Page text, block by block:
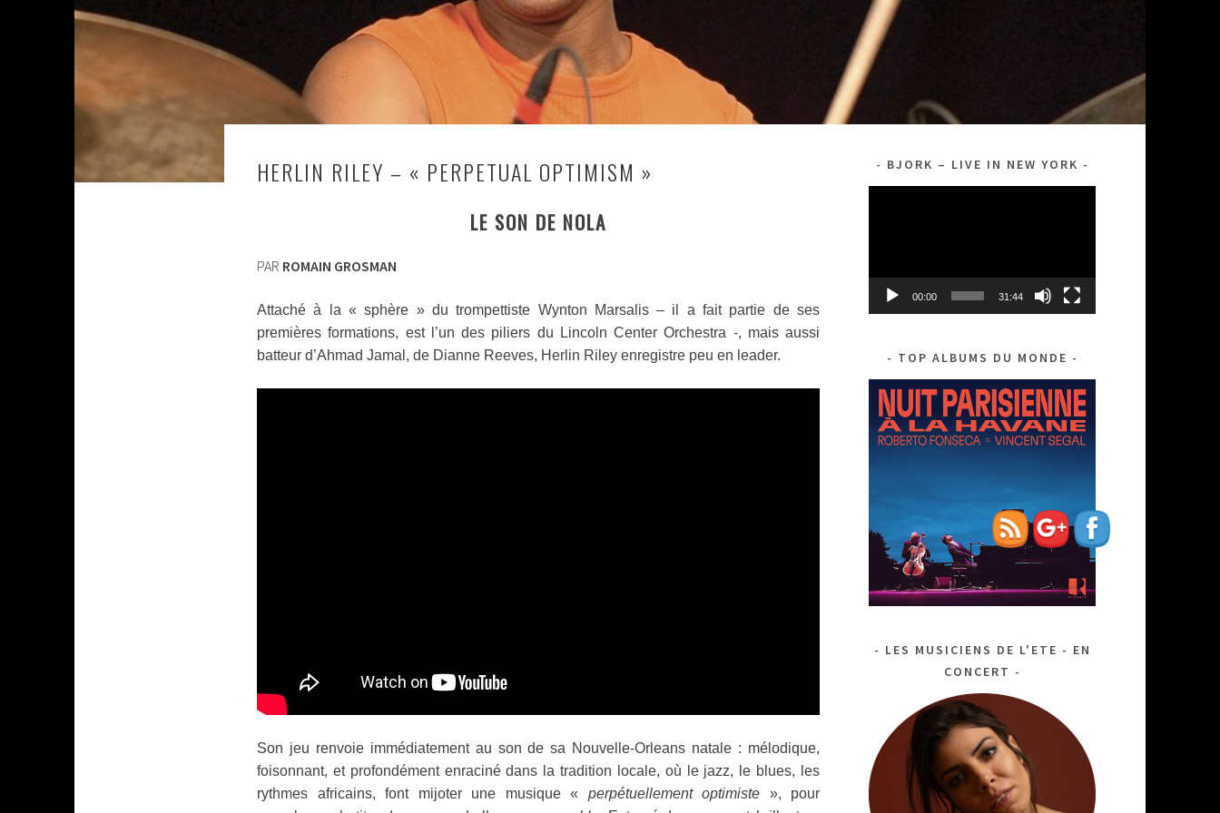
HERLIN RILEY – « PERPETUAL OPTIMISM »
LE SON DE NOLA
PAR ROMAIN GROSMAN
Attaché à la « sphère » du trompettiste Wynton Marsalis – il a fait partie de ses
premières formations, est l’un des piliers du Lincoln Center Orchestra -, mais aussi
batteur d’Ahmad Jamal, de Dianne Reeves, Herlin Riley enregistre peu en leader.
Son jeu renvoie immédiatement au son de sa Nouvelle-Orleans natale : mélodique,
foisonnant, et profondément enraciné dans la tradition locale, où le jazz, le blues, les
rythmes africains, font mijoter une musique « perpétuellement optimiste », pour
BJORK – LIVE IN NEW YORK
00:00 31:44
TOP ALBUMS DU MONDE
LES MUSICIENS DE L'ETE - EN
CONCERT
http://sondumonde.fr/albums/
riley-
perpetual-